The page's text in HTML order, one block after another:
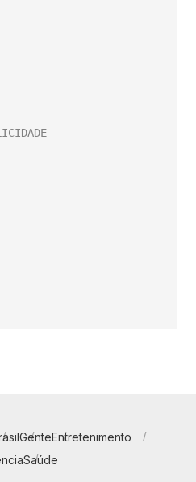
GenteEntretenimento
Saúde